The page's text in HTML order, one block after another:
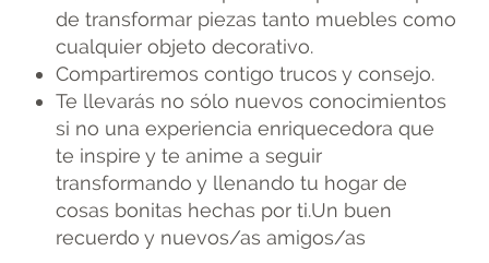
de transformar piezas tanto muebles como
cualquier objeto decorativo.
Compartiremos contigo trucos y consejo.
Te llevarás no sólo nuevos conocimientos
si no una experiencia enriquecedora que
te inspire y te anime a seguir
transformando y llenando tu hogar de
cosas bonitas hechas por ti.Un buen
recuerdo y nuevos/as amigos/as